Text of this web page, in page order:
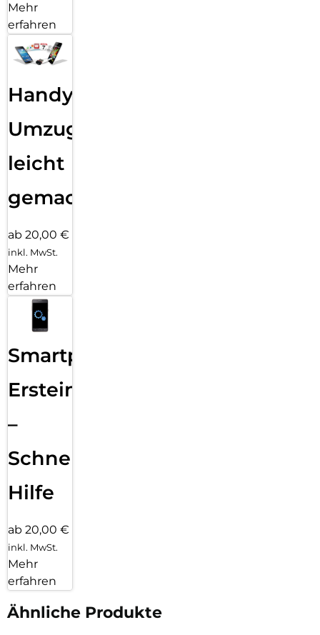
Mehr
erfahren
Handy
Umzug
leicht
gemacht!
ab 20,00 €
inkl. MwSt.
Mehr
erfahren
Smartphone
Ersteinrichtung
–
Schnelle
Hilfe
ab 20,00 €
inkl. MwSt.
Mehr
erfahren
Ähnliche Produkte